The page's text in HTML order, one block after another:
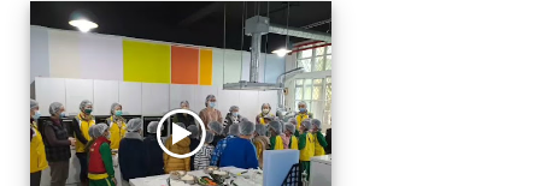
二年級特色餐